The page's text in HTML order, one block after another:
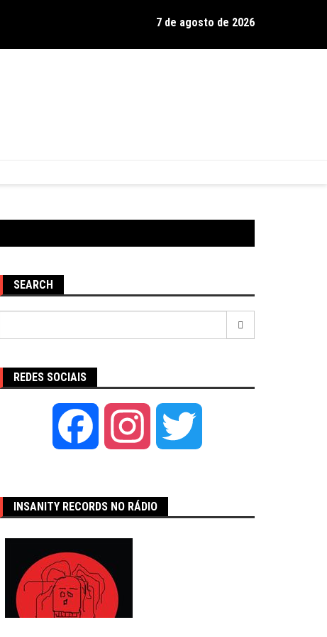
de Hamilton celebra 30 anos de estrada com show no Gravador
7 de agosto de 2026
SEARCH
REDES SOCIAIS
Facebook Instagram
INSANITY RECORDS NO RÁDIO